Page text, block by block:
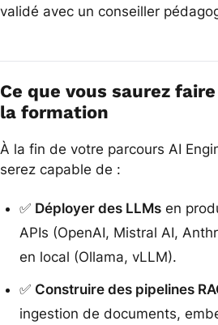
validé avec un conseiller
Ce que vous saurez faire
la formation
À la fin de votre parcours AI
serez capable de :
✅ Déployer des LLMs en
APIs (OpenAI, Mistral AI,
en local (Ollama, vLLM).
✅ Construire des pipelines
ingestion de documents,